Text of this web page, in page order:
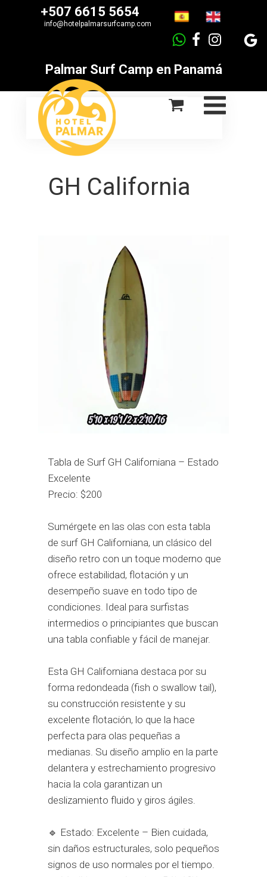
info@hotelpalmarsurfcamp.com
Palmar Surf Camp en Panamá
+507 6615 5654
Tabla de Surf GH Californiana – Estado
Excelente
Precio: $200
Sumérgete en las olas con esta tabla
de surf GH Californiana, un clásico del
diseño retro con un toque moderno que
ofrece estabilidad, flotación y un
desempeño suave en todo tipo de
condiciones. Ideal para surfistas
intermedios o principiantes que buscan
una tabla confiable y fácil de manejar.
Esta GH Californiana destaca por su
forma redondeada (fish o swallow tail),
su construcción resistente y su
excelente flotación, lo que la hace
perfecta para olas pequeñas a
medianas. Su diseño amplio en la parte
delantera y estrechamiento progresivo
hacia la cola garantizan un
deslizamiento fluido y giros ágiles.
🔹 Estado: Excelente – Bien cuidada,
sin daños estructurales, solo pequeños
signos de uso normales por el tiempo.
200,00 USD
GH California